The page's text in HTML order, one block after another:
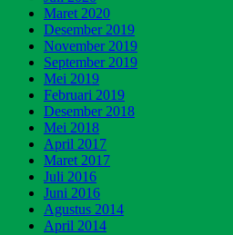
Maret 2020
Desember 2019
November 2019
September 2019
Mei 2019
Februari 2019
Desember 2018
Mei 2018
April 2017
Maret 2017
Juli 2016
Juni 2016
Agustus 2014
April 2014